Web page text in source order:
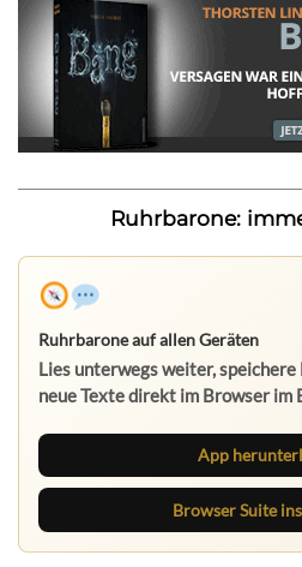
Ruhrbarone:
Ruhrbarone auf allen Geräten
Lies unterwegs weiter,
neue Texte direkt im Browser im
App
Browser Suite